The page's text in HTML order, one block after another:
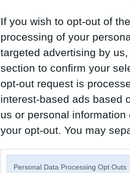
If you wish to opt-out of
processing of your
targeted advertising by
section to confirm your
opt-out request is
interest-based ads based
us or personal
your opt-out. You may
Personal Data Processing Opt Outs